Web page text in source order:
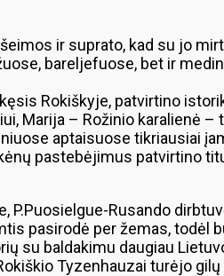
ir suprato, kad su jo
bareljefuose, bet ir
Rokiškyje, patvirtino
Marija – Rožinio karalienė –
aptaisuose tikriausiai
pastebėjimus patvirtino
P.Puosielgue-Rusando
pasirodė per žemas, todėl
su baldakimu daugiau
Tyzenhauzai turėjo